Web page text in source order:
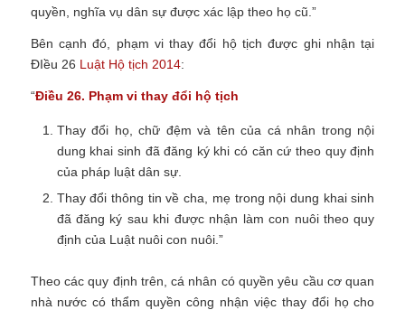
quyền, nghĩa vụ dân sự được xác lập theo họ cũ.”
Bên cạnh đó, phạm vi thay đổi hộ tịch được ghi nhận tại
ĐIều 26 Luật Hộ tịch 2014:
“Điều 26. Phạm vi thay đổi hộ tịch
Thay đổi họ, chữ đệm và tên của cá nhân trong nội
dung khai sinh đã đăng ký khi có căn cứ theo quy định
của pháp luật dân sự.
Thay đổi thông tin về cha, mẹ trong nội dung khai sinh
đã đăng ký sau khi được nhận làm con nuôi theo quy
định của Luật nuôi con nuôi.”
Theo các quy định trên, cá nhân có quyền yêu cầu cơ quan
nhà nước có thẩm quyền công nhận việc thay đổi họ cho